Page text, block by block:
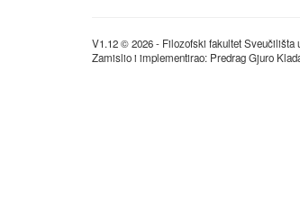
V1.12 © 2026 - Filozofski fakultet Sveučilišta
Zamislio i implementirao: Predrag Gjuro